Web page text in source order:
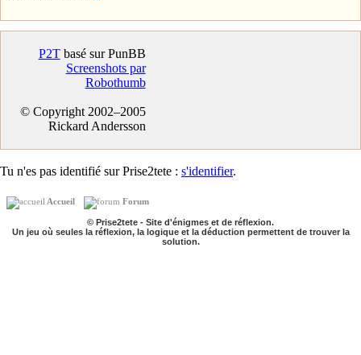
P2Tbasé sur PunBB
Screenshots par
Robothumb
© Copyright 2002–2005
Rickard Andersson
Tu n'es pas identifié sur Prise2tete : s'identifier.
Accueil Forum
© Prise2tete - Site d'énigmes et de réflexion.
Un jeu où seules la réflexion, la logique et la déduction permettent de trouver la
solution.